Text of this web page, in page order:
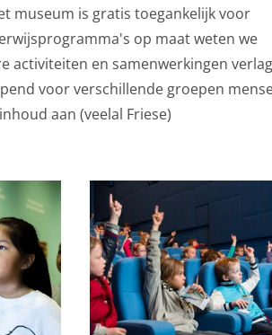
museum is gratis toegankelijk voor
op maat weten we
activiteiten en samenwerkingen
voor verschillende groepen
aan (veelal Friese)